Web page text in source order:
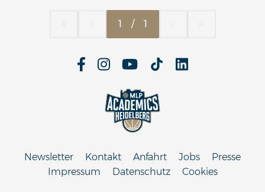
1 / 1
Newsletter Kontakt Anfahrt Jobs
Presse
Impressum
Datenschutz Cookies